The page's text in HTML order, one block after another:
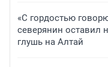
«С гордостью
северянин оставил
глушь на Алтай